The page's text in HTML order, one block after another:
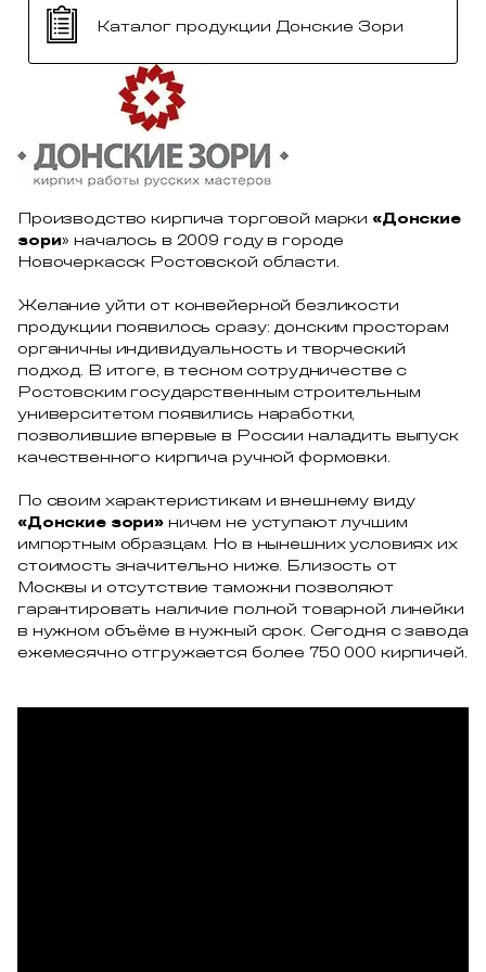
Каталог продукции Донские Зори
Производство кирпича торговой марки «Донские
зори» началось в 2009 году в городе
Новочеркасск Ростовской области.
Желание уйти от конвейерной безликости
продукции появилось сразу: донским просторам
органичны индивидуальность и творческий
подход. В итоге, в тесном сотрудничестве с
Ростовским государственным строительным
университетом появились наработки,
позволившие впервые в России наладить выпуск
качественного кирпича ручной формовки.
По своим характеристикам и внешнему виду
«Донские зори» ничем не уступают лучшим
импортным образцам. Но в нынешних условиях их
стоимость значительно ниже. Близость от
Москвы и отсутствие таможни позволяют
гарантировать наличие полной товарной линейки
в нужном объёме в нужный срок. Сегодня с завода
ежемесячно отгружается более 750 000 кирпичей.